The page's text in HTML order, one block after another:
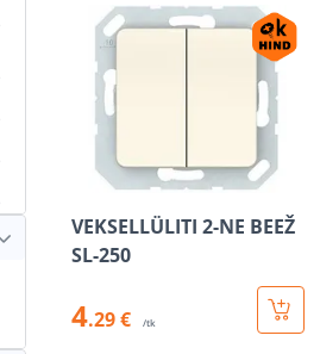
VEKSELLÜLITI 2-NE BEEŽ
SL-250
4.29 € /tk